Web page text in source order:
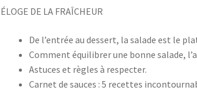
ÉLOGE DE LA FRAÎCHEUR
De l’entrée au dessert, la salade est le
Comment équilibrer une bonne salade,
Astuces et règles à respecter.
Carnet de sauces : 5 recettes